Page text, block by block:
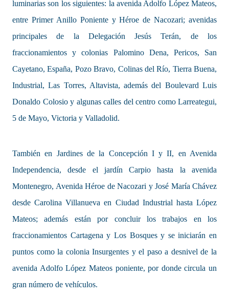
luminarias son los siguientes: la avenida Adolfo López Mateos,
entre Primer Anillo Poniente y Héroe de Nacozari; avenidas
principales de la Delegación Jesús Terán, de los
fraccionamientos y colonias Palomino Dena, Pericos, San
Cayetano, España, Pozo Bravo, Colinas del Río, Tierra Buena,
Industrial, Las Torres, Altavista, además del Boulevard Luis
Donaldo Colosio y algunas calles del centro como Larreategui,
5 de Mayo, Victoria y Valladolid.
También en Jardines de la Concepción I y II, en Avenida
Independencia, desde el jardín Carpio hasta la avenida
Montenegro, Avenida Héroe de Nacozari y José María Chávez
desde Carolina Villanueva en Ciudad Industrial hasta López
Mateos; además están por concluir los trabajos en los
fraccionamientos Cartagena y Los Bosques y se iniciarán en
puntos como la colonia Insurgentes y el paso a desnivel de la
avenida Adolfo López Mateos poniente, por donde circula un
gran número de vehículos.